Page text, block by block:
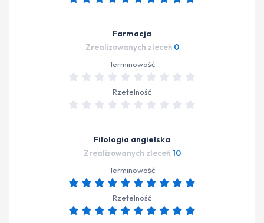
Farmacja
Zrealizowanych zleceń 0
Terminowość
Rzetelność
Filologia angielska
Zrealizowanych zleceń 10
Terminowość
Rzetelność